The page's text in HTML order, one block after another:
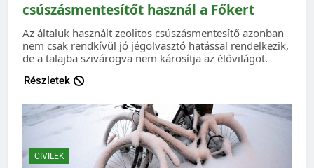
csúszásmentesítőt használ a Főkert
Az általuk használt zeolitos csúszásmentesítő azonban
nem csak rendkívül jó jégolvasztó hatással rendelkezik,
de a talajba szivárogva nem károsítja az élővilágot.
Részletek
CIVILEK